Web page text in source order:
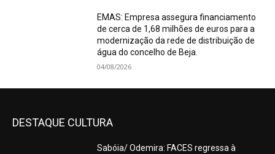
EMAS: Empresa assegura financiamento
de cerca de 1,68 milhões de euros para a
modernização da rede de distribuição de
água do concelho de Beja.
04/08/2026
DESTAQUE CULTURA
Sabóia/ Odemira: FACES regressa à